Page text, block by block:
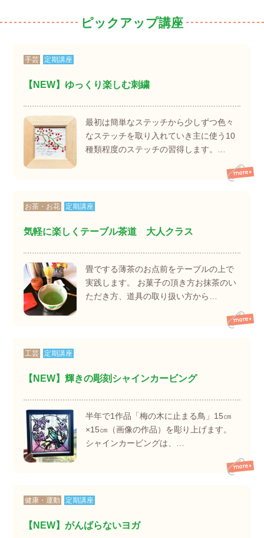
ピックアップ講座
手芸 定期講座
【NEW】ゆっくり楽しむ刺繍
最初は簡単なステッチから少しずつ色々
なステッチを取り入れていき主に使う10
種類程度のステッチの習得します。…
お茶・お花 定期講座
気軽に楽しくテーブル茶道 大人クラス
畳でする薄茶のお点前をテーブルの上で
実践します。 お菓子の頂き方お抹茶のい
ただき方、道具の取り扱い方から…
工芸 定期講座
【NEW】輝きの彫刻シャインカービング
半年で1作品「梅の木に止まる鳥」15㎝
×15㎝（画像の作品）を彫り上げます。
シャインカービングは、…
健康・運動 定期講座
【NEW】がんばらないヨガ